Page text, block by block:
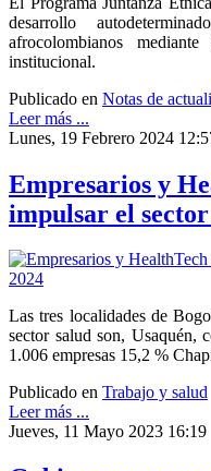
desarrollo
afrocolombianos
institucional.
Publicado en Notas de
Leer más ...
Lunes, 19 Febrero 2024
Empresarios y
impulsar el
Las tres localidades de
sector salud son, Usaquén,
1.006 empresas 15,2 %
Publicado en Trabajo y salud
Leer más ...
Jueves, 11 Mayo 2023 16:19